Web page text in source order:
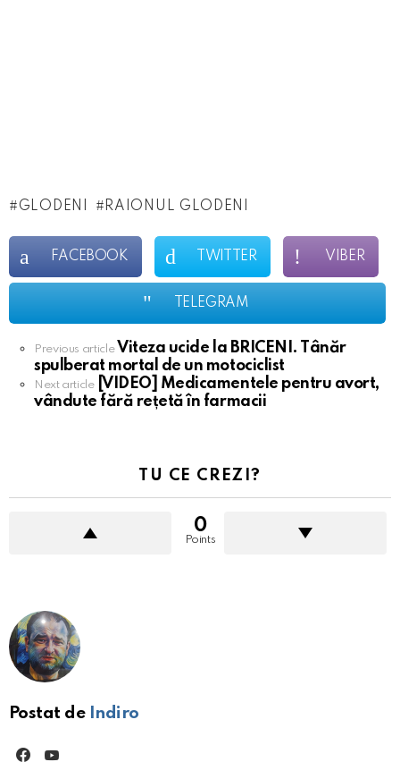
GLODENI RAIONUL GLODENI
FACEBOOK TWITTER VIBER
TELEGRAM
See
more
Previous article Viteza ucide la BRICENI. Tânăr
spulberat mortal de un motociclist
Next article
[VIDEO] Medicamentele pentru avort,
vândute fără rețetă în farmacii
TU CE CREZI?
0
Points
Postat de Indiro